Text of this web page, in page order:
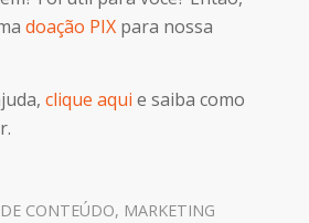
doação PIXpara nossa
clique aqui e saiba como
CONTEÚDO, MARKETING